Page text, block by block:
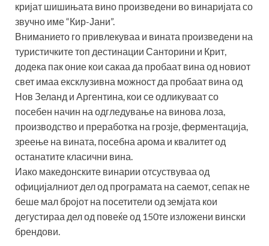
кријат шишињата вино произведени во винаријата со
звучно име “Кир-Јани”.
Вниманието го привлекуваа и вината произведени на
туристичките топ дестинации Санторини и Крит,
додека пак оние кои сакаа да пробаат вина од новиот
свет имаа ексклузивна можност да пробаат вина од
Нов Зеланд и Аргентина, кои се одликуваат со
посебен начин на одгледување на винова лоза,
производство и преработка на грозје, ферментација,
зреење на вината, посебна арома и квалитет од
останатите класични вина.
Иако македонските винарии отсуствуваа од
официјалниот дел од програмата на саемот, сепак не
беше мал бројот на посетители од земјата кои
дегустираа дел од повеќе од 150те изложени вински
брендови.